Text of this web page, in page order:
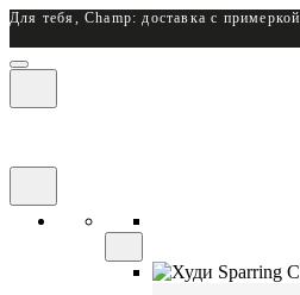
Для тебя, Champ: доставка с примеркой